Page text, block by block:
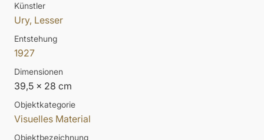
Künstler
Ury, Lesser
Entstehung
1927
Dimensionen
39,5 x 28 cm
Objektkategorie
Visuelles Material
Objektbezeichnung